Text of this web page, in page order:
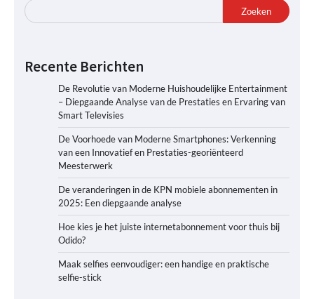
Zoeken
Recente Berichten
De Revolutie van Moderne Huishoudelijke Entertainment
– Diepgaande Analyse van de Prestaties en Ervaring van
Smart Televisies
De Voorhoede van Moderne Smartphones: Verkenning
van een Innovatief en Prestaties-georiënteerd
Meesterwerk
De veranderingen in de KPN mobiele abonnementen in
2025: Een diepgaande analyse
Hoe kies je het juiste internetabonnement voor thuis bij
Odido?
Maak selfies eenvoudiger: een handige en praktische
selfie-stick